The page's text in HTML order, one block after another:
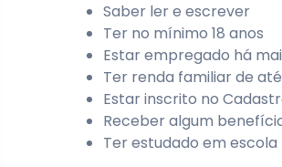
Saber ler e escrever
Ter no mínimo 18 anos
Estar empregado há
Ter renda familiar de
Estar inscrito no
Receber algum
Ter estudado em